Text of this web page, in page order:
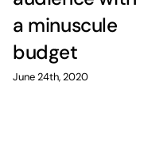
a minuscule
budget
June 24th, 2020